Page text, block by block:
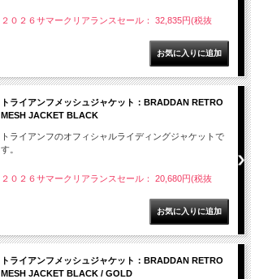
２０２６サマークリアランスセール： 32,835円(税抜
トライアンフメッシュジャケット：BRADDAN RETRO
MESH JACKET BLACK
トライアンフのオフィシャルライディングジャケットで
す。
２０２６サマークリアランスセール： 20,680円(税抜
トライアンフメッシュジャケット：BRADDAN RETRO
MESH JACKET BLACK / GOLD